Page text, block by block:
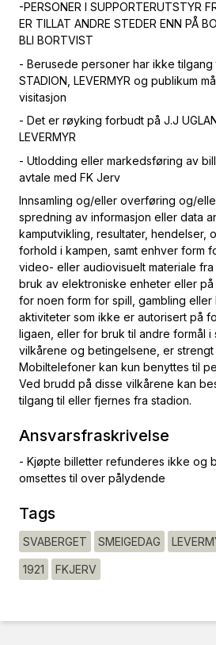
-PERSONER I SUPPORTERUTSTYR
ER TILLAT ANDRE STEDER ENN PÅ
BLI BORTVIST
- Berusede personer har ikke tilgang
STADION, LEVERMYR og publikum
visitasjon
- Det er røyking forbudt på J.J
LEVERMYR
- Utlodding eller markedsføring av
avtale med FK Jerv
Innsamling og/eller overføring og/
spredning av informasjon eller data
kamputvikling, resultater, hendelser,
forhold i kampen, samt enhver form
video- eller audiovisuelt materiale
bruk av elektroniske enheter eller på
for noen form for spill, gambling eller
aktiviteter som ikke er autorisert på
ligaen, eller for bruk til andre formål i
vilkårene og betingelsene, er
Mobiltelefoner kan kun benyttes til
Ved brudd på disse vilkårene kan
tilgang til eller fjernes fra stadion.
Ansvarsfraskrivelse
- Kjøpte billetter refunderes ikke og
omsettes til over pålydende
Tags
SVABERGET SMEIGEDAG
1921 FKJERV